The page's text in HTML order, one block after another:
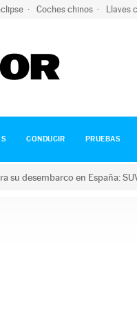
Coches chinos Llaves
CONDUCIR PRUEBAS
su desembarco en España: